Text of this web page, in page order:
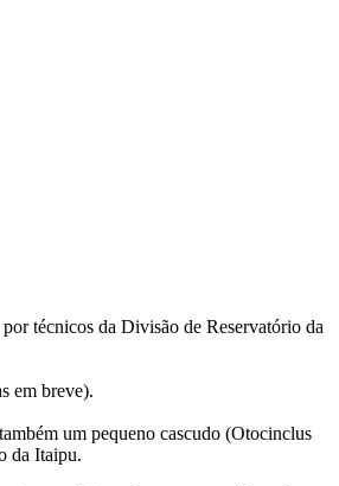
técnicos da Divisão de Reservatório da
em breve).
um pequeno cascudo (Otocinclus
da Itaipu.